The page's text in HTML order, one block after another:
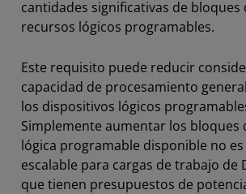
cantidades significativas de bloques
recursos lógicos programables.
Este requisito puede reducir
capacidad de procesamiento
los dispositivos lógicos
Simplemente aumentar los bloques
lógica programable disponible no
escalable para cargas de trabajo de
que tienen presupuestos de